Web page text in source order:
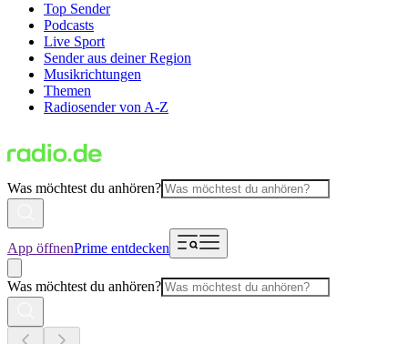
Top Sender
Podcasts
Live Sport
Sender aus deiner Region
Musikrichtungen
Themen
Radiosender von A-Z
Was möchtest du anhören?
App öffnenPrime entdecken
Was möchtest du anhören?